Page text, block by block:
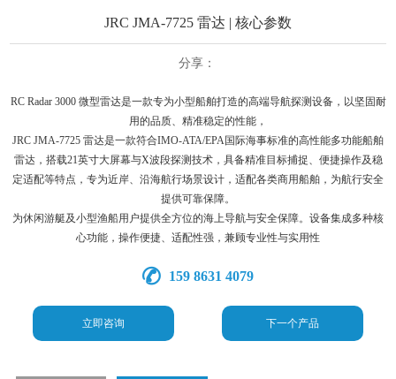
JRC JMA-7725 雷达 | 核心参数
分享：
RC Radar 3000 微型雷达是一款专为小型船舶打造的高端导航探测设备，以坚固耐
用的品质、精准稳定的性能，
JRC JMA-7725 雷达是一款符合IMO-ATA/EPA国际海事标准的高性能多功能船舶
雷达，搭载21英寸大屏幕与X波段探测技术，具备精准目标捕捉、便捷操作及稳
定适配等特点，专为近岸、沿海航行场景设计，适配各类商用船舶，为航行安全
提供可靠保障。
为休闲游艇及小型渔船用户提供全方位的海上导航与安全保障。设备集成多种核
心功能，操作便捷、适配性强，兼顾专业性与实用性
159 8631 4079
立即咨询 下一个产品